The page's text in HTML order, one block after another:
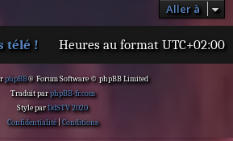
Aller à
télé ! Heures au format UTC+02:00
phpBB® Forum Software © phpBB Limited
Traduit parphpBB-fr.com
Style parDdSTV 2020
Confidentialité|Conditions